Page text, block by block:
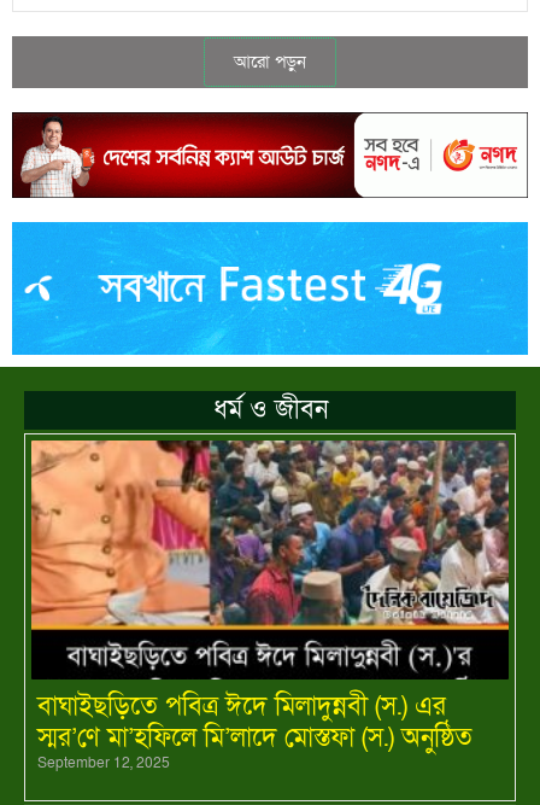
আরো পড়ুন
ধর্ম ও জীবন
বাঘাইছড়িতে পবিত্র ঈদে মিলাদুন্নবী (স.) এর
স্মর’ণে মা’হফিলে মি’লাদে মোস্তফা (স.) অনুষ্ঠিত
September 12, 2025